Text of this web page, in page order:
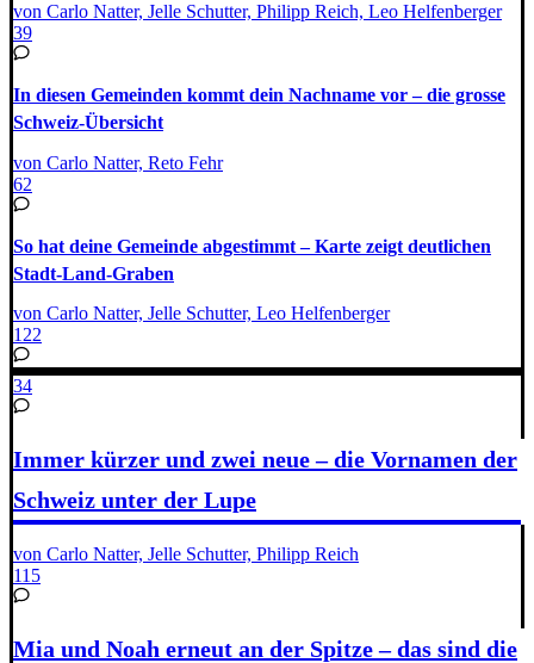
von Carlo Natter, Jelle Schutter, Philipp Reich, Leo Helfenberger
39
In diesen Gemeinden kommt dein Nachname vor – die grosse
Schweiz-Übersicht
von Carlo Natter, Reto Fehr
62
So hat deine Gemeinde abgestimmt – Karte zeigt deutlichen
Stadt-Land-Graben
von Carlo Natter, Jelle Schutter, Leo Helfenberger
122
34
Immer kürzer und zwei neue – die Vornamen der
Schweiz unter der Lupe
von Carlo Natter, Jelle Schutter, Philipp Reich
115
Mia und Noah erneut an der Spitze – das sind die